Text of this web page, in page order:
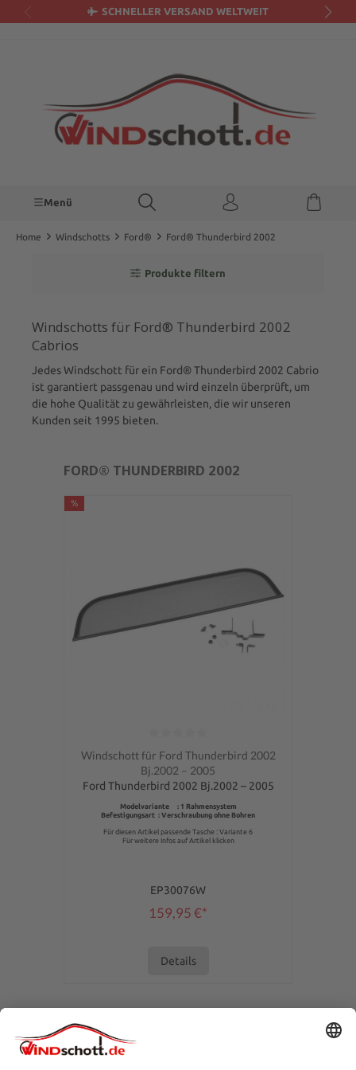
SCHNELLER VERSAND WELTWEIT
Menü
Home Windschotts Ford® Ford® Thunderbird 2002
Produkte filtern
Windschotts für Ford® Thunderbird 2002
Cabrios
Jedes Windschott für ein Ford® Thunderbird 2002 Cabrio
ist garantiert passgenau und wird einzeln überprüft, um
die hohe Qualität zu gewährleisten, die wir unseren
Kunden seit 1995 bieten.
FORD® THUNDERBIRD 2002
%
Durchschnittliche Bewertung von 0 von 5 Sternen
Windschott für Ford Thunderbird 2002
Bj.2002 – 2005
Ford Thunderbird 2002 Bj.2002 – 2005
Modelvariante : 1 Rahmensystem
Befestigungsart : Verschraubung ohne Bohren
Für diesen Artikel passende Tasche : Variante 6
Für weitere Infos auf Artikel klicken
EP30076W
159,95 €*
Details
SERVICE-HOTLINE